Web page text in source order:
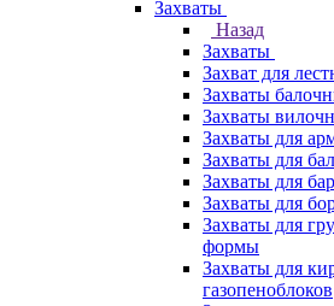
Захваты
Назад
Захваты
Захват для
Захваты
Захваты
Захваты для
Захваты для
Захваты для
Захваты для
Захваты для
формы
Захваты для
газопеноблоков